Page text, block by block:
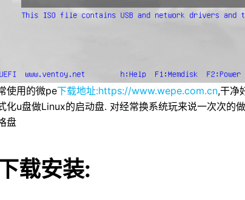
使用的微pe下载地址:https://www.wepe.com.cn,干净
化u盘做Linux的启动盘. 对经常换系统玩来说一次次
盘
载安装: